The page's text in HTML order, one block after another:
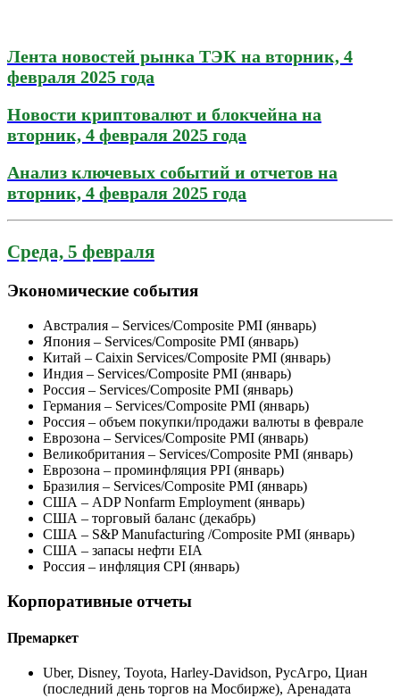
Лента новостей рынка ТЭК на вторник, 4
февраля 2025 года
Новости криптовалют и блокчейна на
вторник, 4 февраля 2025 года
Анализ ключевых событий и отчетов на
вторник, 4 февраля 2025 года
Среда, 5 февраля
Экономические события
Австралия – Services/Composite PMI (январь)
Япония – Services/Composite PMI (январь)
Китай – Caixin Services/Composite PMI (январь)
Индия – Services/Composite PMI (январь)
Россия – Services/Composite PMI (январь)
Германия – Services/Composite PMI (январь)
Россия – объем покупки/продажи валюты в феврале
Еврозона – Services/Composite PMI (январь)
Великобритания – Services/Composite PMI (январь)
Еврозона – проминфляция PPI (январь)
Бразилия – Services/Composite PMI (январь)
США – ADP Nonfarm Employment (январь)
США – торговый баланс (декабрь)
США – S&P Manufacturing /Composite PMI (январь)
США – запасы нефти EIA
Россия – инфляция CPI (январь)
Корпоративные отчеты
Премаркет
Uber, Disney, Toyota, Harley-Davidson, РусАгро, Циан
(последний день торгов на Мосбирже), Аренадата